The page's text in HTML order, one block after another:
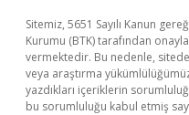
Sitemiz, 5651 Sayılı Kanun
Kurumu (BTK) tarafından
vermektedir. Bu nedenle,
veya araştırma
yazdıkları içeriklerin
bu sorumluluğu kabul etmiş